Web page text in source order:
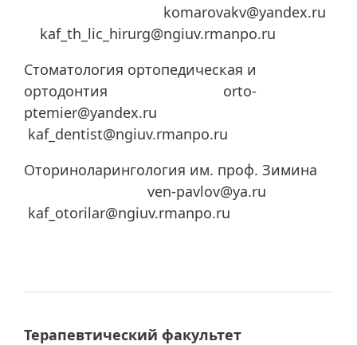
komarovakv@yandex.ru
kaf_th_lic_hirurg@ngiuv.rmanpo.ru
Стоматология ортопедическая и
ортодонтия orto-
ptemier@yandex.ru
kaf_dentist@ngiuv.rmanpo.ru
Оториноларингология им. проф. Зимина
ven-pavlov@ya.ru
kaf_otorilar@ngiuv.rmanpo.ru
Терапевтический факультет